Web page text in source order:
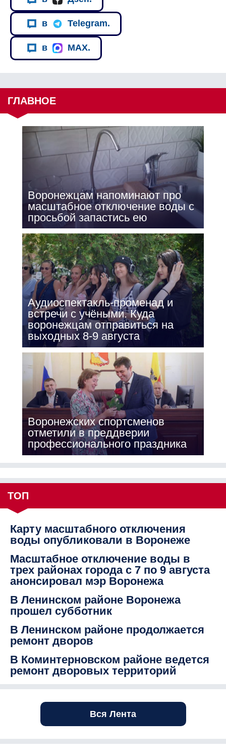
в Telegram.
в MAX.
ГЛАВНОЕ
Воронежцам напоминают про
масштабное отключение воды с
просьбой запастись ею
Аудиоспектакль-променад и
встречи с учёными. Куда
воронежцам отправиться на
выходных 8-9 августа
Воронежских спортсменов
отметили в преддверии
профессионального праздника
ТОП
Карту масштабного отключения
воды опубликовали в Воронеже
Масштабное отключение воды в
трех районах города с 7 по 9 августа
анонсировал мэр Воронежа
В Ленинском районе Воронежа
прошел субботник
В Ленинском районе продолжается
ремонт дворов
В Коминтерновском районе ведется
ремонт дворовых территорий
Вся Лента